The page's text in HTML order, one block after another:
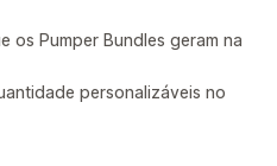
os Pumper Bundles geram na
personalizáveis no